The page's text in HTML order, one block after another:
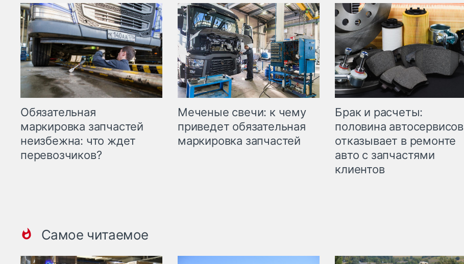
Обязательная
маркировка запчастей
неизбежна: что ждет
перевозчиков?
Меченые свечи: к чему
приведет обязательная
маркировка запчастей
Брак и расчеты:
половина автосервисов
отказывает в ремонте
авто с запчастями
клиентов
Самое читаемое